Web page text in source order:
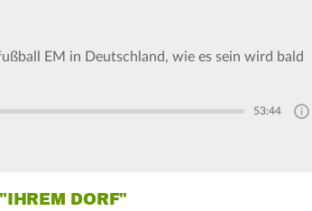
EM in Deutschland, wie es sein wird bald
53:44
DORF"